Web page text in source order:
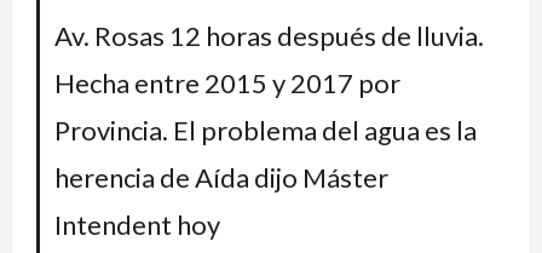
Av. Rosas 12 horas después de lluvia.
Hecha entre 2015 y 2017 por
Provincia. El problema del agua es la
herencia de Aída dijo Máster
Intendent hoy